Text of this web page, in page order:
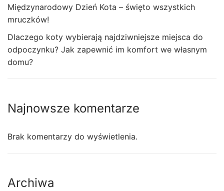
Międzynarodowy Dzień Kota – święto wszystkich
mruczków!
Dlaczego koty wybierają najdziwniejsze miejsca do
odpoczynku? Jak zapewnić im komfort we własnym
domu?
Najnowsze komentarze
Brak komentarzy do wyświetlenia.
Archiwa